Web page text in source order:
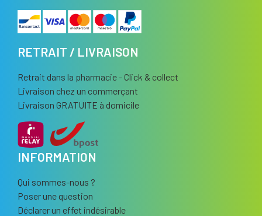
RETRAIT / LIVRAISON
Retrait dans la pharmacie - Click & collect
Livraison chez un commerçant
Livraison GRATUITE à domicile
INFORMATION
Qui sommes-nous ?
Poser une question
Déclarer un effet indésirable